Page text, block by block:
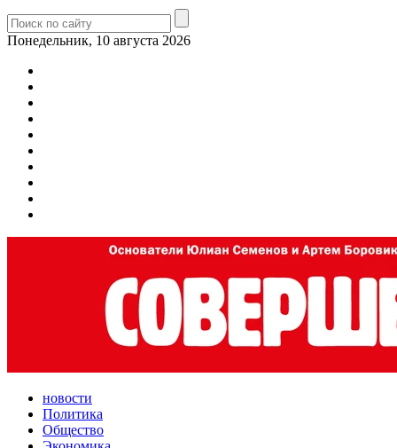
Понедельник, 10 августа 2026
новости
Политика
Общество